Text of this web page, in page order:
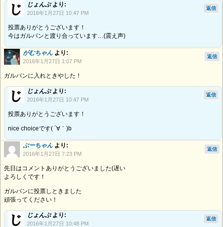
じょんぷ より:
2016年1月27日 10:47 PM
投票ありがとうございます！
今はガルパンと渡り合っています…(震え声)
返信
がむちゃん より:
2016年1月27日 1:07 PM
ガルパンに入れときやした！
返信
じょんぷ より:
2016年1月27日 10:47 PM
投票ありがとうございます！
nice choiceです( ´∀｀)b
返信
ぶーちゃん より:
2016年1月27日 7:23 PM
先日はコメントありがとうございました(遅い
よろしくです！
ガルパンに投票しときました
頑張ってください！
返信
じょんぷ より:
2016年1月27日 10:48 PM
返信